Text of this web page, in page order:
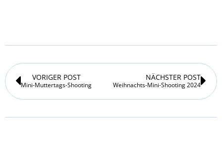
Zurück
VORIGER POST
Mini-Muttertags-Shooting
NÄCHSTER POST
Weihnachts-Mini-Shooting 2024